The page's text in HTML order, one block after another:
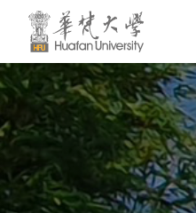
跳到頁面主要內容區